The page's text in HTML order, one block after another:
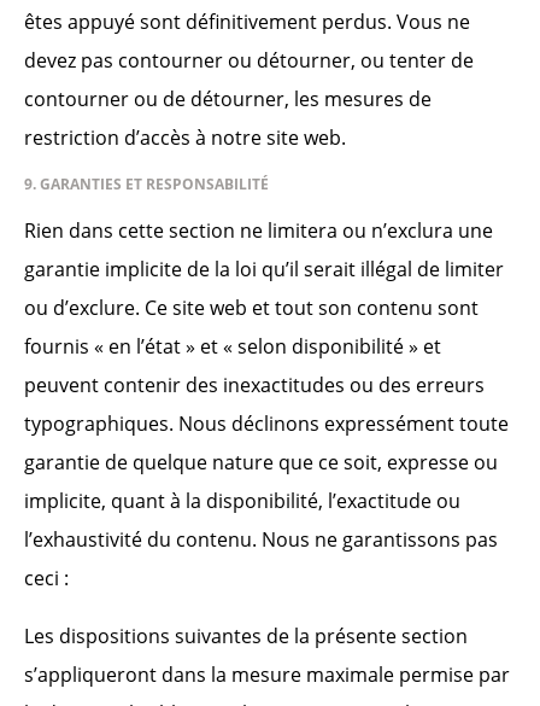
êtes appuyé sont définitivement perdus. Vous ne
devez pas contourner ou détourner, ou tenter de
contourner ou de détourner, les mesures de
restriction d’accès à notre site web.
9. GARANTIES ET RESPONSABILITÉ
Rien dans cette section ne limitera ou n’exclura une
garantie implicite de la loi qu’il serait illégal de limiter
ou d’exclure. Ce site web et tout son contenu sont
fournis « en l’état » et « selon disponibilité » et
peuvent contenir des inexactitudes ou des erreurs
typographiques. Nous déclinons expressément toute
garantie de quelque nature que ce soit, expresse ou
implicite, quant à la disponibilité, l’exactitude ou
l’exhaustivité du contenu. Nous ne garantissons pas
ceci :
Les dispositions suivantes de la présente section
s’appliqueront dans la mesure maximale permise par